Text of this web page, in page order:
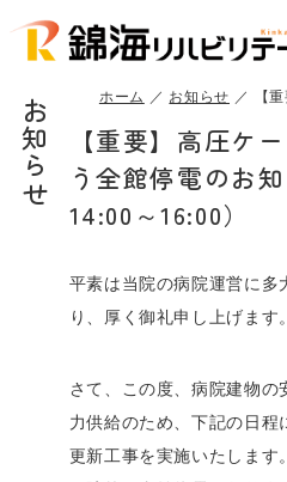
お知らせ ホーム お知らせ 【重要
【重要】高圧ケ
う全館停電のお
14:00～16:00）
平素は当院の病院運営に多
り、厚く御礼申し上げます。
さて、この度、病院建物
力供給のため、下記の日
更新工事を実施いたします